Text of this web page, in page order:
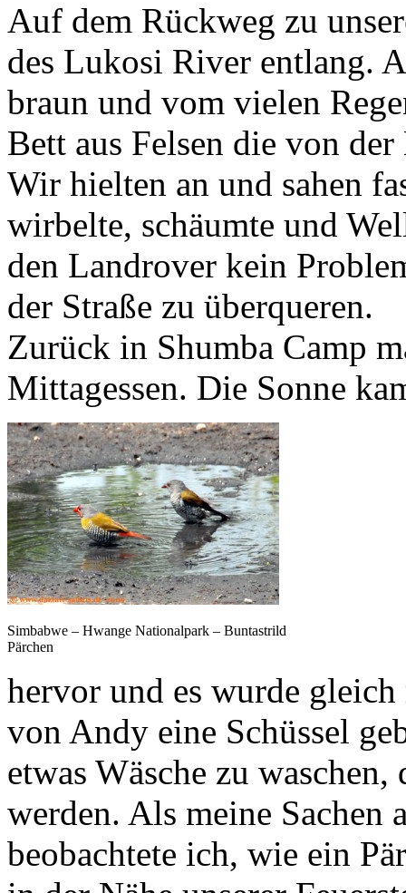
Auf dem Rückweg zu
des Lukosi River entlang.
braun und vom vielen
Bett aus Felsen die von
Wir hielten an und sahen
wirbelte, schäumte und
den Landrover kein
der Straße zu überqueren.
Zurück in Shumba Camp
Mittagessen. Die Sonne
Simbabwe – Hwange Nationalpark – Buntastrild
Pärchen
hervor und es wurde
von Andy eine Schüssel
etwas Wäsche zu
werden. Als meine Sachen
beobachtete ich, wie ein